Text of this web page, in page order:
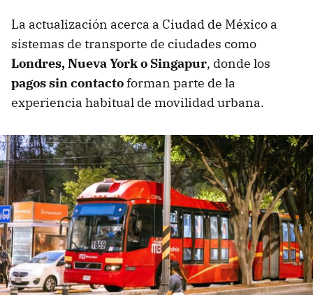
La actualización acerca a Ciudad de México a
sistemas de transporte de ciudades como
Londres, Nueva York o Singapur, donde los
pagos sin contactoforman parte de la
experiencia habitual de movilidad urbana.